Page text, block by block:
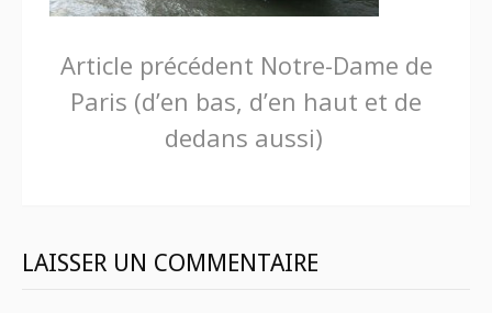
Lire
la
Article précédent Notre-Dame de
Paris (d’en bas, d’en haut et de
dedans aussi)
LAISSER UN COMMENTAIRE